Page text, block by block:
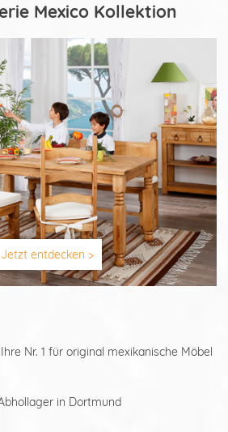
Mexico Kollektion
Jetzt entdecken >
Nr. 1 für original mexikanische Möbel
in Dortmund